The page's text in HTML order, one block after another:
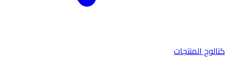
كتالوج المنتجات